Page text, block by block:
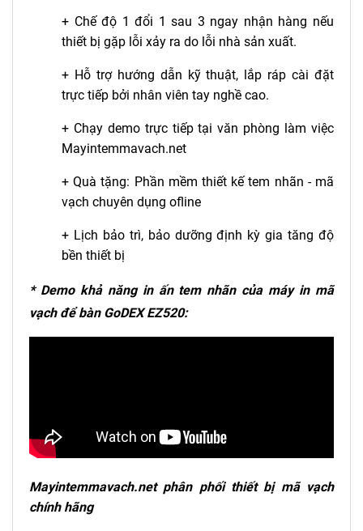
+ Chế độ 1 đổi 1 sau 3 ngay nhận hàng nếu
thiết bị gặp lỗi xảy ra do lỗi nhà sản xuất.
+ Hỗ trợ hướng dẫn kỹ thuật, lắp ráp cài đặt
trực tiếp bởi nhân viên tay nghề cao.
+ Chạy demo trực tiếp tại văn phòng làm việc
Mayintemmavach.net
+ Quà tặng: Phần mềm thiết kế tem nhãn - mã
vạch chuyên dụng ofline
+ Lịch bảo trì, bảo dưỡng định kỳ gia tăng độ
bền thiết bị
* Demo khả năng in ấn tem nhãn của máy in mã
vạch để bàn GoDEX EZ520:
Mayintemmavach.net phân phối thiết bị mã vạch
chính hãng